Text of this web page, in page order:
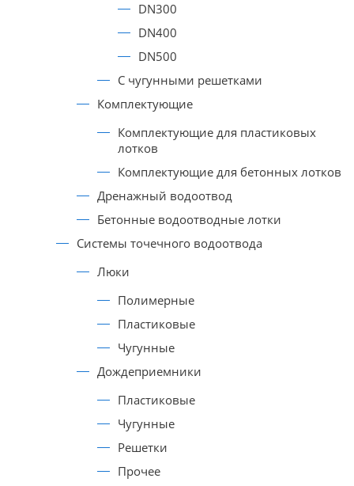
DN300
DN400
DN500
С чугунными решетками
Комплектующие
Комплектующие для пластиковых
лотков
Комплектующие для бетонных лотков
Дренажный водоотвод
Бетонные водоотводные лотки
Системы точечного водоотвода
Люки
Полимерные
Пластиковые
Чугунные
Дождеприемники
Пластиковые
Чугунные
Решетки
Прочее